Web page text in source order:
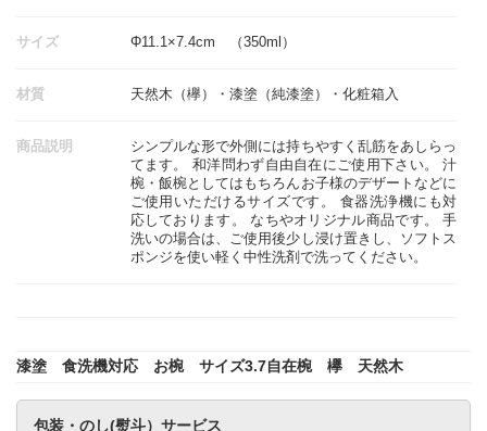
サイズ Φ11.1×7.4cm （350ml）
材質 天然木（欅）・漆塗（純漆塗）・化粧箱入
商品説明
シンプルな形で外側には持ちやすく乱筋をあしらっ
てます。 和洋問わず自由自在にご使用下さい。 汁
椀・飯椀としてはもちろんお子様のデザートなどに
ご使用いただけるサイズです。 食器洗浄機にも対
応しております。 なちやオリジナル商品です。 手
洗いの場合は、ご使用後少し浸け置きし、ソフトス
ポンジを使い軽く中性洗剤で洗ってください。
漆塗 食洗機対応 お椀 サイズ3.7自在椀 欅 天然木
包装・のし(熨斗）サービス